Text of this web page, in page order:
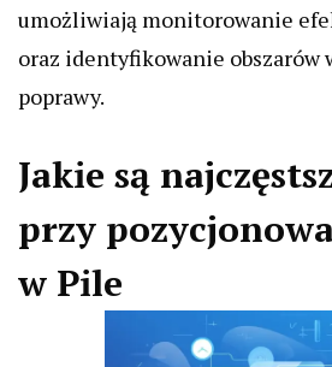
umożliwiają monitorowanie
oraz identyfikowanie obszarów
poprawy.
Jakie są
przy
w Pile